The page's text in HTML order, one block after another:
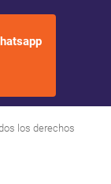
los derechos